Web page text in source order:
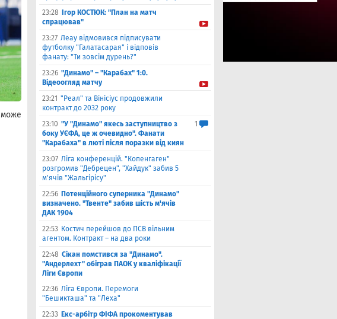
може
23:28
Ігор КОСТЮК: "План на матч
спрацював"
23:27 Леау відмовився підписувати
футболку "Галатасарая" і відповів
фанату: "Ти зовсім дурень?"
23:26 "Динамо" – "Карабах" 1:0.
Відеоогляд матчу
23:21 "Реал" та Вінісіус продовжили
контракт до 2032 року
23:10 "У "Динамо" якесь заступництво з
боку УЄФА, це ж очевидно". Фанати
"Карабаха" в люті після поразки від киян
1
23:07 Ліга конференцій. "Копенгаген"
розгромив "Дебрецен", "Хайдук" забив 5
м'ячів "Жальгірісу"
22:56 Потенційного суперника "Динамо"
визначено. "Твенте" забив шість м'ячів
ДАК 1904
22:53 Костич перейшов до ПСВ вільним
агентом. Контракт – на два роки
22:48 Сікан помстився за "Динамо".
"Андерлехт" обіграв ПАОК у кваліфікації
Ліги Європи
22:36 Ліга Європи. Перемоги
"Бешикташа" та "Леха"
22:33 Екс-арбітр ФІФА прокоментував